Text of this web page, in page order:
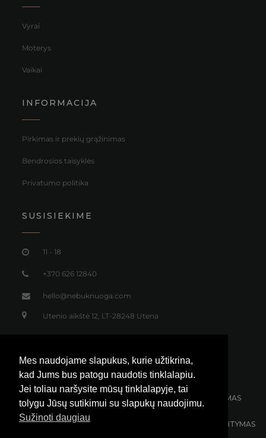
Vyrai
Moterys
Vaikai
INFORMACIJA
Pirkimas ir prekių grąžinimas
Bendrosios taisyklės
Privatumo politika
SUSISIEKIME
11 - 18
+370 626 12840
hello@nebuknuoga.com
Utenio aikštė 12, LT-28248 Utena
NEMOKAMAS SIUNTIMAS 30 DIENŲ GRĄŽINIMAS
KLIENTŲ APTARNAVIMAS 24/7 100% SAUGUS ATSISKAITYMAS
Mes naudojame slapukus, kurie užtikrina,
kad Jums bus patogu naudotis tinklalapiu.
Jei toliau naršysite mūsų tinklalapyje, tai
tolygu Jūsų sutikimui su slapukų naudojimu.
Sužinoti daugiau